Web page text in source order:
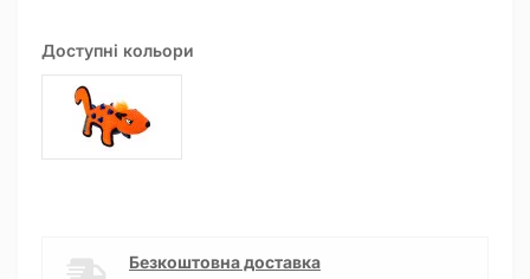
Доступні кольори
Безкоштовна доставка